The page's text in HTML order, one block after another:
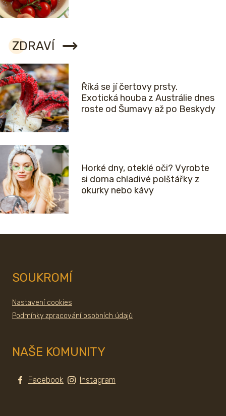
ZDRAVÍ
Říká se jí čertovy prsty.
Exotická houba z Austrálie dnes
roste od Šumavy až po Beskydy
Horké dny, oteklé oči? Vyrobte
si doma chladivé polštářky z
okurky nebo kávy
SOUKROMÍ
Nastavení cookies
Podmínky zpracování osobních údajů
NAŠE KOMUNITY
Facebook Instagram